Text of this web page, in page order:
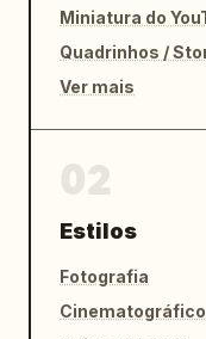
Miniatura do
Quadrinhos /
Ver mais
Estilos
Fotografia